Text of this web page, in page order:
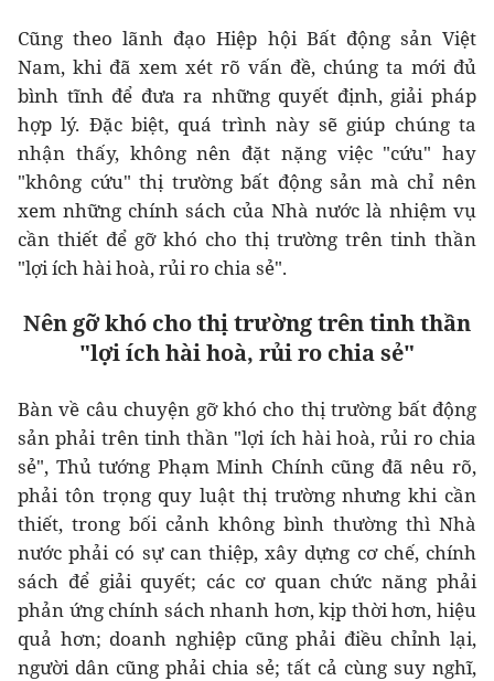
Cũng theo lãnh đạo Hiệp hội Bất động sản Việt
Nam, khi đã xem xét rõ vấn đề, chúng ta mới đủ
bình tĩnh để đưa ra những quyết định, giải pháp
hợp lý. Đặc biệt, quá trình này sẽ giúp chúng ta
nhận thấy, không nên đặt nặng việc "cứu" hay
"không cứu" thị trường bất động sản mà chỉ nên
xem những chính sách của Nhà nước là nhiệm vụ
cần thiết để gỡ khó cho thị trường trên tinh thần
"lợi ích hài hoà, rủi ro chia sẻ".
Nên gỡ khó cho thị trường trên tinh thần
"lợi ích hài hoà, rủi ro chia sẻ"
Bàn về câu chuyện gỡ khó cho thị trường bất động
sản phải trên tinh thần "lợi ích hài hoà, rủi ro chia
sẻ", Thủ tướng Phạm Minh Chính cũng đã nêu rõ,
phải tôn trọng quy luật thị trường nhưng khi cần
thiết, trong bối cảnh không bình thường thì Nhà
nước phải có sự can thiệp, xây dựng cơ chế, chính
sách để giải quyết; các cơ quan chức năng phải
phản ứng chính sách nhanh hơn, kịp thời hơn, hiệu
quả hơn; doanh nghiệp cũng phải điều chỉnh lại,
người dân cũng phải chia sẻ; tất cả cùng suy nghĩ,